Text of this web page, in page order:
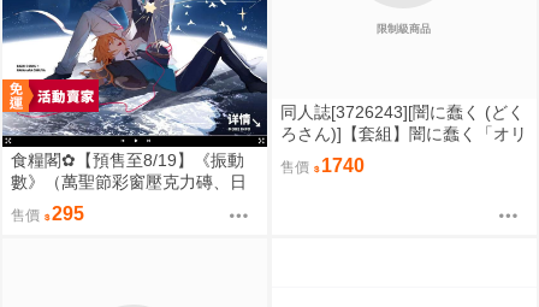
食糧閣✿【預售至8/19】《振動
數》（萬聖節彩窗壓克力磚、日
月主題分鏡折頁卡、明信片套
組）文豪野犬／太宰治／中原中
售價 295
限制級商品
同人誌[3726243][闇に蠢く (どく
ろさん)]【套組】闇に蠢く「オリ
ジナル本」セット (原創)
售價 1740